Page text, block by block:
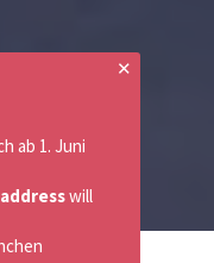
✕
ab 1. Juni
addresswill